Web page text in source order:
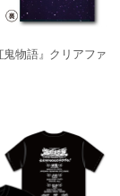
物語』クリアファ